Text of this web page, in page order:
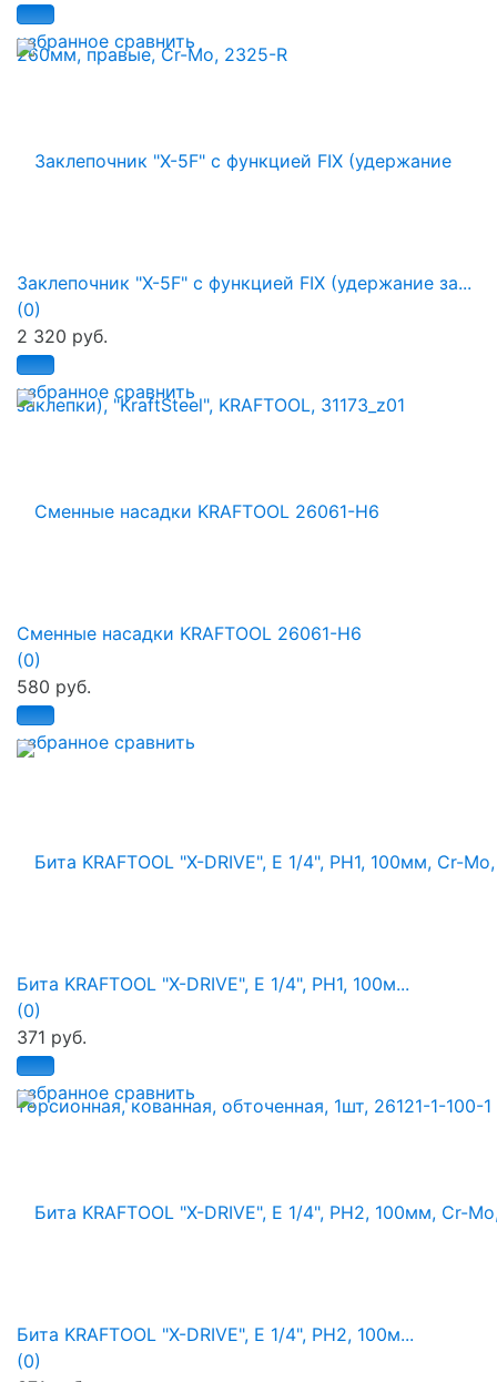
избранное сравнить
избранное сравнить
Заклепочник "X-5F" с функцией FIX (удержание за...
(0)
2 320 руб.
избранное сравнить
Сменные насадки KRAFTOOL 26061-H6
(0)
580 руб.
избранное сравнить
Бита KRAFTOOL "X-DRIVE", E 1/4", PH1, 100м...
(0)
371 руб.
Бита KRAFTOOL "X-DRIVE", E 1/4", PH2, 100м...
(0)